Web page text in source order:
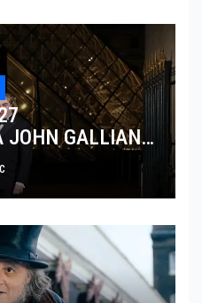
JOHN GALLIANO
DEL REY